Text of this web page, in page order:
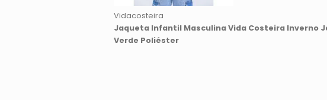
Vidacosteira
Jaqueta Infantil Masculina Vida Costeira Inverno
Verde Poliéster